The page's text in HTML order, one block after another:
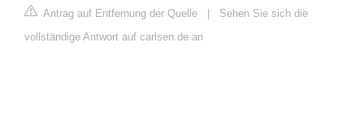
Antrag auf Entfernung der Quelle | Sehen Sie sich die
vollständige Antwort auf carlsen.de an